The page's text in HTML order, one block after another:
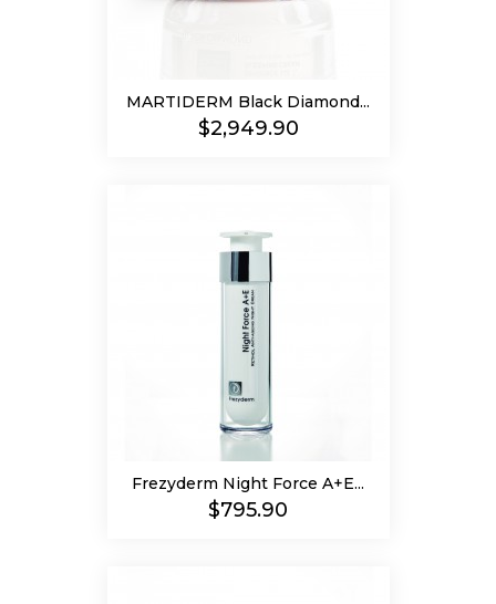
MARTIDERM Black Diamond...
Precio
$2,949.90
Frezyderm Night Force A+E...
Precio
$795.90